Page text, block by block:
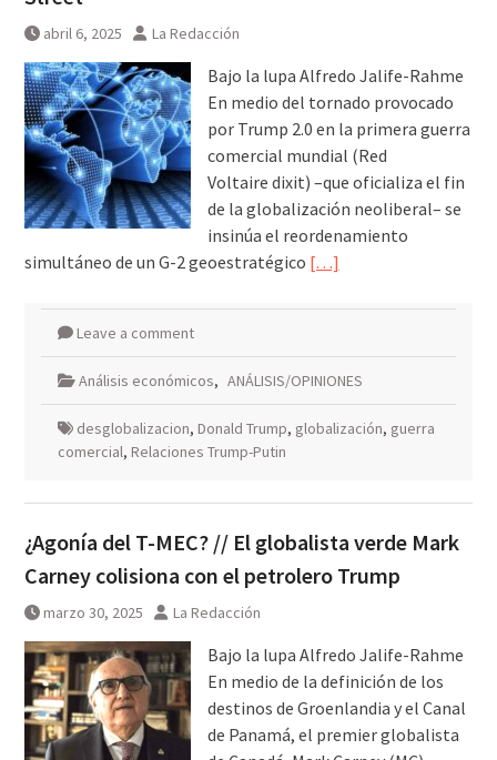
abril 6, 2025 La Redacción
Bajo la lupa Alfredo Jalife-Rahme
En medio del tornado provocado
por Trump 2.0 en la primera guerra
comercial mundial (Red
Voltaire dixit) –que oficializa el fin
de la globalización neoliberal– se
insinúa el reordenamiento
simultáneo de un G-2 geoestratégico […]
Leave a comment
Análisis económicos, ANÁLISIS/OPINIONES
desglobalizacion, Donald Trump, globalización, guerra
comercial, Relaciones Trump-Putin
¿Agonía del T-MEC? // El globalista verde Mark
Carney colisiona con el petrolero Trump
marzo 30, 2025 La Redacción
Bajo la lupa Alfredo Jalife-Rahme
En medio de la definición de los
destinos de Groenlandia y el Canal
de Panamá, el premier globalista